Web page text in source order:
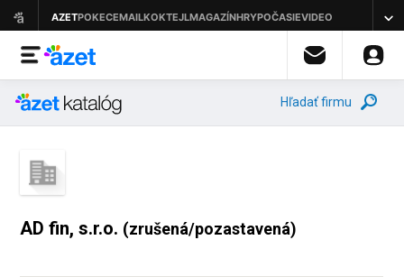
Hľadať firmu
AD fin, s.r.o. (zrušená/pozastavená)